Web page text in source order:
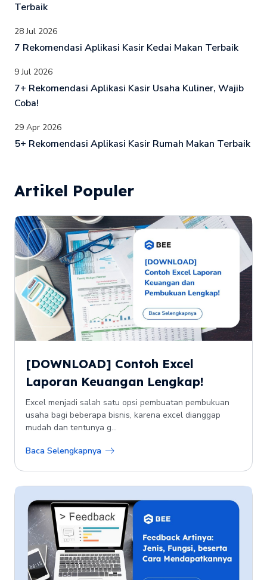
Terbaik
28 Jul 2026
7 Rekomendasi Aplikasi Kasir Kedai Makan Terbaik
9 Jul 2026
7+ Rekomendasi Aplikasi Kasir Usaha Kuliner, Wajib
Coba!
29 Apr 2026
5+ Rekomendasi Aplikasi Kasir Rumah Makan Terbaik
Artikel Populer
[DOWNLOAD] Contoh Excel
Laporan Keuangan Lengkap!
Excel menjadi salah satu opsi pembuatan pembukuan
usaha bagi beberapa bisnis, karena excel dianggap
mudah dan tentunya g...
Baca Selengkapnya